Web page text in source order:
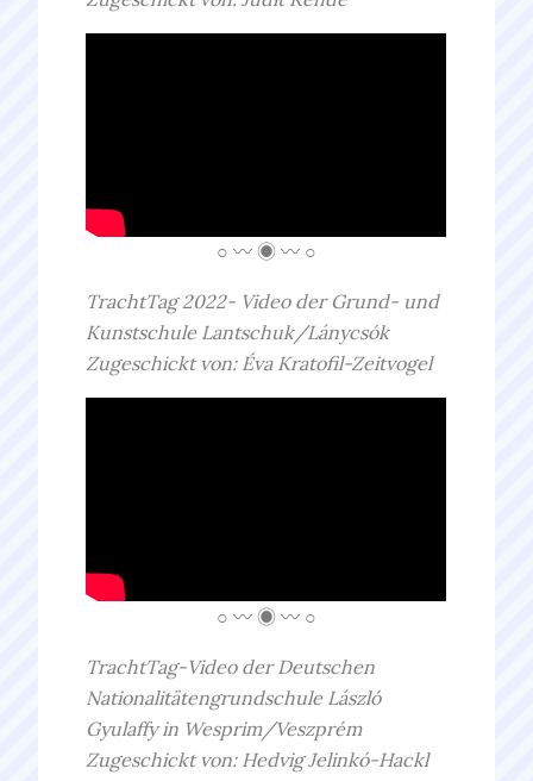
○ 〰 ◉ 〰 ○
TrachtTag 2022- Video der Grund- und
Kunstschule Lantschuk/Lánycsók
Zugeschickt von: Éva Kratofil-Zeitvogel
○ 〰 ◉ 〰 ○
TrachtTag-Video der Deutschen
Nationalitätengrundschule László
Gyulaffy in Wesprim/Veszprém
Zugeschickt von: Hedvig Jelinkó-Hackl